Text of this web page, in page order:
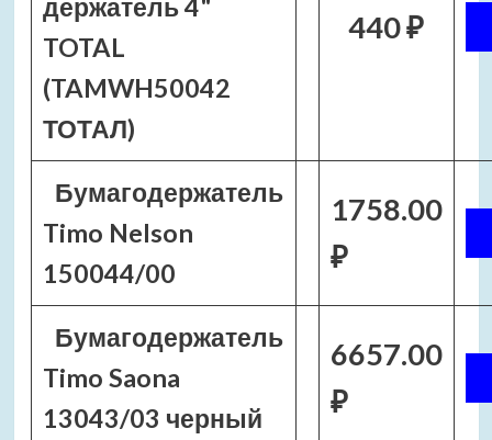
держатель 4"
TOTAL
(TAMWH50042
ТОТАЛ)
440 ₽
Бумагодержатель
Timo Nelson
150044/00
1758.00
₽
Бумагодержатель
Timo Saona
13043/03 черный
6657.00
₽